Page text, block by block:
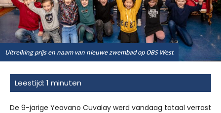
Uitreiking prijs en naam van nieuwe zwembad op OBS West
De 9-jarige Yeavano Cuvalay werd vandaag totaal verrast